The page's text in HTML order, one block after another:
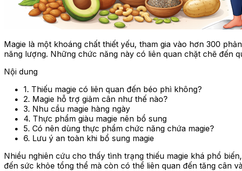
Magie là một khoáng chất thiết yếu, tham gia vào hơn 300
năng lượng. Những chức năng này có liên quan chặt chẽ đến
Nội dung
1. Thiếu magie có liên quan đến béo phì không?
2. Magie hỗ trợ giảm cân như thế nào?
3. Nhu cầu magie hàng ngày
4. Thực phẩm giàu magie nên bổ sung
5. Có nên dùng thực phẩm chức năng chứa magie?
6. Lưu ý an toàn khi bổ sung magie
Nhiều nghiên cứu cho thấy tình trạng thiếu magie khá phổ
đến sức khỏe tổng thể mà còn có thể liên quan đến tăng cân